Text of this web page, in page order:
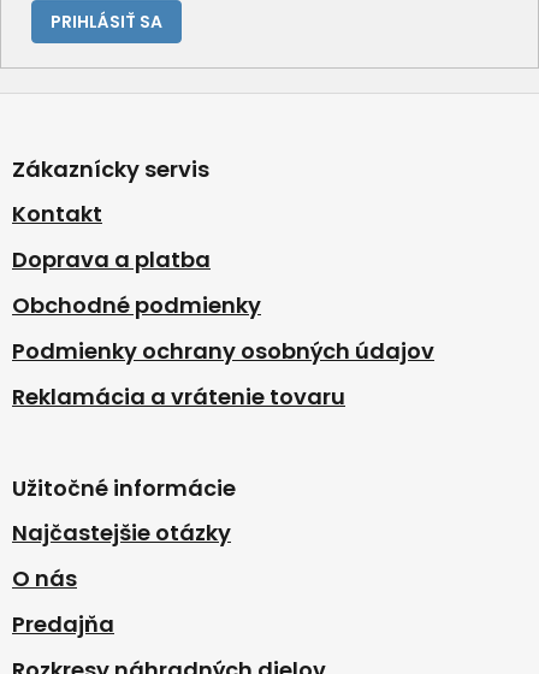
u
PRIHLÁSIŤ SA
p
ä
e
Zákaznícky servis
Kontakt
Doprava a platba
Obchodné podmienky
Podmienky ochrany osobných údajov
Reklamácia a vrátenie tovaru
Užitočné informácie
Najčastejšie otázky
O nás
Predajňa